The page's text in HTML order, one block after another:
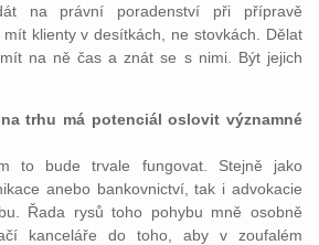
na právní poradenství při přípravě
klienty v desítkách, ne stovkách. Dělat
na ně čas a znát se s nimi. Být jejich
trhu má potenciál oslovit významné
to bude trvale fungovat. Stejně jako
anebo bankovnictví, tak i advokacie
Řada rysů toho pohybu mně osobně
kanceláře do toho, aby v zoufalém